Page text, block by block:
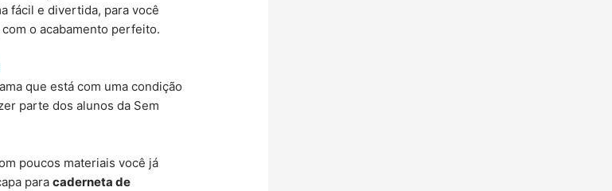
fácil e divertida, para você
o acabamento perfeito.
que está com uma condição
parte dos alunos da Sem
poucos materiais você já
paracaderneta de